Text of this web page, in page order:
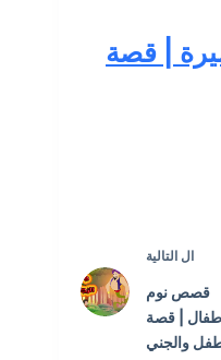
| قصة
ال التالية
قصص نوم
| قصة
والجني